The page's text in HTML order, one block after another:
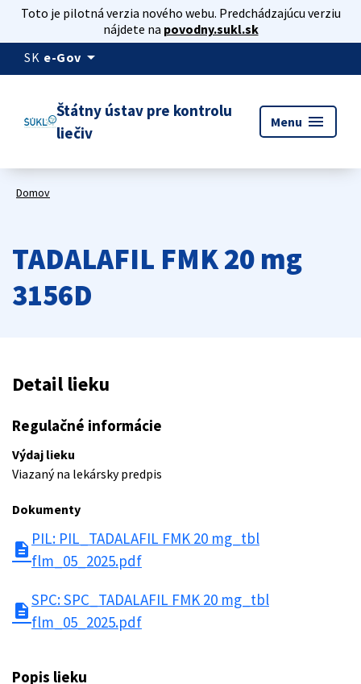
Toto je pilotná verzia nového webu. Predchádzajúcu verziu
nájdete na povodny.sukl.sk
SK e-Gov arrow_drop_down
Štátny ústav pre kontrolu
liečiv
Menu menu
Domov
TADALAFIL FMK 20 mg
3156D
Detail lieku
Regulačné informácie
Výdaj lieku
Viazaný na lekársky predpis
Dokumenty
description
PIL: PIL_TADALAFIL FMK 20 mg_tbl
flm_05_2025.pdf
description
SPC: SPC_TADALAFIL FMK 20 mg_tbl
flm_05_2025.pdf
Popis lieku